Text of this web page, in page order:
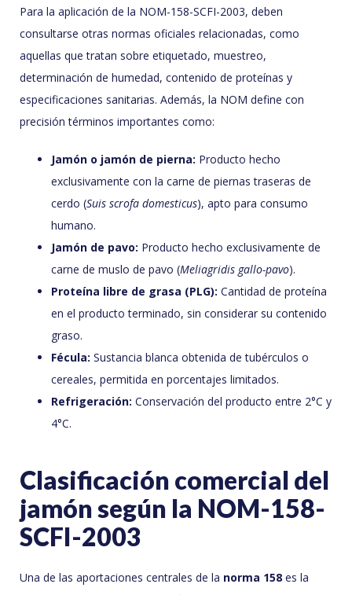
Para la aplicación de la NOM-158-SCFI-2003, deben
consultarse otras normas oficiales relacionadas, como
aquellas que tratan sobre etiquetado, muestreo,
determinación de humedad, contenido de proteínas y
especificaciones sanitarias. Además, la NOM define con
precisión términos importantes como:
Jamón o jamón de pierna: Producto hecho
exclusivamente con la carne de piernas traseras de
cerdo (Suis scrofa domesticus), apto para consumo
humano.
Jamón de pavo: Producto hecho exclusivamente de
carne de muslo de pavo (Meliagridis gallo-pavo).
Proteína libre de grasa (PLG): Cantidad de proteína
en el producto terminado, sin considerar su contenido
graso.
Fécula: Sustancia blanca obtenida de tubérculos o
cereales, permitida en porcentajes limitados.
Refrigeración: Conservación del producto entre 2°C y
4°C.
Clasificación comercial del
jamón según la NOM-158-
SCFI-2003
Una de las aportaciones centrales de la norma 158 es la